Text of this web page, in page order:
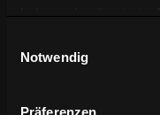
haben oder die sie im
Notwendig
Präferenzen
Ihre